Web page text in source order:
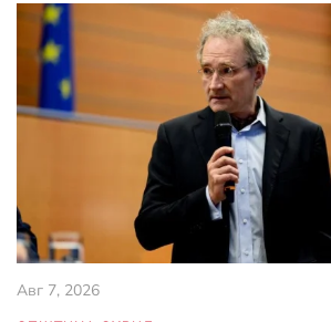
Авг 7, 2026